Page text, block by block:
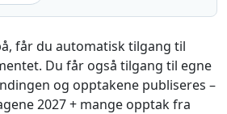
får du automatisk tilgang til
Du får også tilgang til egne
og opptakene publiseres –
2027 + mange opptak fra